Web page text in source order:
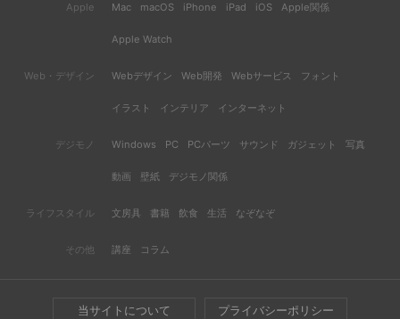
Apple Mac macOS iPhone iPad iOS Apple関係
Apple Watch
Web・デザイン Webデザイン Web開発 Webサービス フォント
イラスト インテリア インターネット
デジモノ Windows PC PCパーツ サウンド ガジェット 写真
動画 壁紙 デジモノ関係
ライフスタイル 文房具 書籍 飲食 生活 なぞなぞ
その他 講座 コラム
当サイトについて プライバシーポリシー